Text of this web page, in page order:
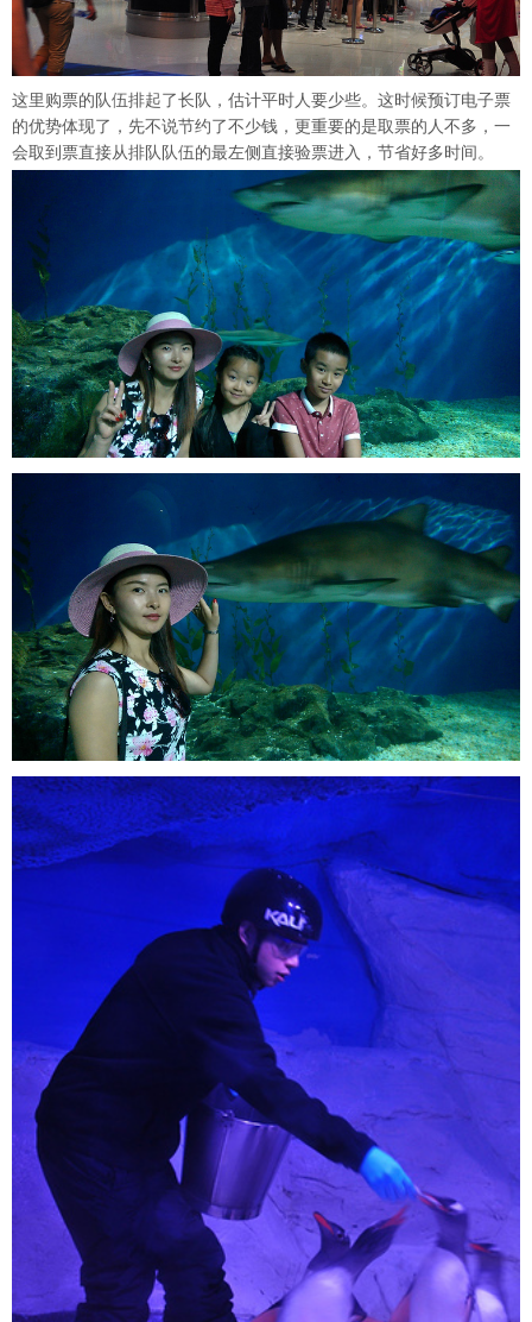
这里购票的队伍排起了长队，估计平时人要少些。这时候预订电子票
的优势体现了，先不说节约了不少钱，更重要的是取票的人不多，一
会取到票直接从排队队伍的最左侧直接验票进入，节省好多时间。